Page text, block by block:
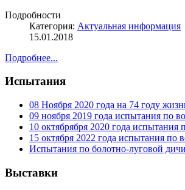
Подробности
Категория: Актуальная информация
15.01.2018
Подробнее...
Испытания
08 Ноября 2020 года на 74 году
09 ноября 2019 года испытания по
10 октябрября 2020 года испытания
15 октября 2022 года испытания по
Испытания по болотно-луговой
Выставки